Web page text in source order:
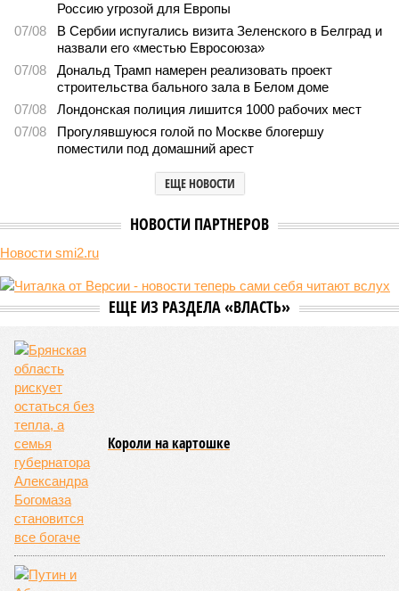
Россию угрозой для Европы
07/08
В Сербии испугались визита Зеленского в Белград и
назвали его «местью Евросоюза»
07/08
Дональд Трамп намерен реализовать проект
строительства бального зала в Белом доме
07/08
Лондонская полиция лишится 1000 рабочих мест
07/08
Прогулявшуюся голой по Москве блогершу
поместили под домашний арест
ЕЩЕ НОВОСТИ
НОВОСТИ ПАРТНЕРОВ
Новости smi2.ru
ЕЩЕ ИЗ РАЗДЕЛА «ВЛАСТЬ»
Короли на картошке